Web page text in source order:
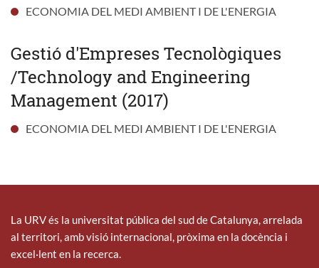
ECONOMIA DEL MEDI AMBIENT I DE L'ENERGIA
Gestió d'Empreses Tecnològiques
/Technology and Engineering
Management (2017)
ECONOMIA DEL MEDI AMBIENT I DE L'ENERGIA
La URV és la universitat pública del sud de Catalunya, arrelada
al territori, amb visió internacional, pròxima en la docència i
excel·lent en la recerca.